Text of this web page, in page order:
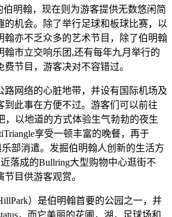
伯明翰，现在则为游客提供无数悠闲简
的机会。除了举行足球和板球比赛，以
翰亦不乏众多的艺术节目，除了伯明翰
翰市立交响乐团,还有每年九月举行的
节目，游客决对不容错过。
路网络的心脏地带，并设有国际机场及
到此事在方便不过。游客们可以前往
，以地道的方式体验生气勃勃的夜生
享受一顿丰富的晚餐，再于
乐部消遣。发掘伯明翰人创新的生活方
落成的Bullring大型购物中心逛街不
目供游客观赏。
）是伯明翰首要的公园之一，并
，而它美丽的花圃，湖，足球场和